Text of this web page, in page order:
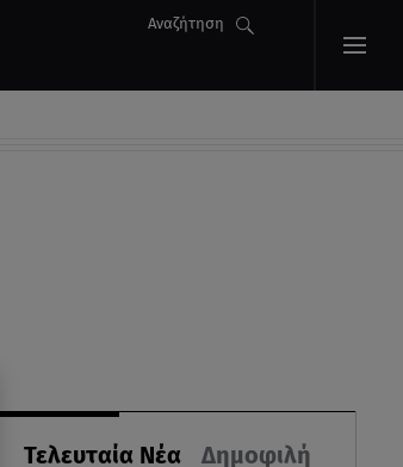
Αναζήτηση
Τελευταία Νέα Δημοφιλή